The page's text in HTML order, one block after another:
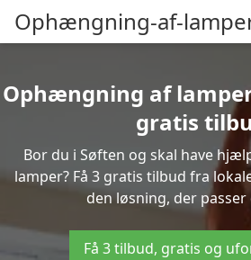
Ophængning-af-
Ophængning af
gratis
Bor du i Søften og skal have
lamper? Få 3 gratis tilbud fra
den løsning, der passer
Få 3 tilbud, gratis og